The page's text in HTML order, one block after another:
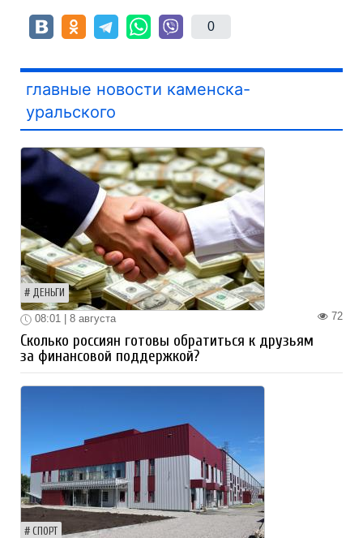
0
главные новости каменска-
уральского
ДЕНЬГИ
72
08:01 | 8 августа
Сколько россиян готовы обратиться к друзьям
за финансовой поддержкой?
СПОРТ